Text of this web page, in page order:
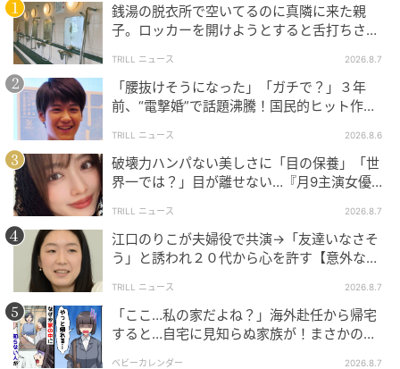
完全なるケミカルフリー 一般的なマウスウォ
ッシュに含まれる研磨剤や発泡剤、フッ素、
アルコール（エタノール）、合成保存料など
の化学物質は一切不使用。100%植物由来の成
分で構成されている。 飲み込んでも安全 すべ
ての成分が植物由来かつ食品成分のみで作ら
れているため、サーフィン後、水がない場所で
そのままシュッとスプレーして飲み込んでも完
全に安全なのだ。 「海を汚さない」という究
極のスタイル smart Web サーファーにとって
海は「守るべき場所」。このスプレーは、使
用後に口から出しても海や河川で速やかに生分
解される「オーシャンセーフ」設計だ。自分が
楽しむ海を化学物質で汚したくないという、
環境意識の高いスマートな大人にこそ選んでほ
しい。 サーフトリップからデイリーユースま
で。男のバッグに忍ばせたい「Cool」な相棒
銭湯の脱衣所で空いてるのに真隣に来た親
子。ロッカーを開けようとすると舌打ちさ
中で拍手」
TRILL ニュース 2026.8.7
「腰抜けそうになった」「ガチで？」３年
前、“電撃婚”で話題沸騰！国民的ヒット作
TRILL ニュース 2026.8.6
破壊力ハンパない美しさに「目の保養」「世
界一では？」目が離せない…『月9主演女優
TRILL ニュース 2026.8.7
江口のりこが夫婦役で共演→「友達いなさそ
う」と誘われ２０代から心を許す【意外な親
TRILL ニュース 2026.8.7
「ここ…私の家だよね？」海外赴任から帰宅
すると…自宅に見知らぬ家族が！まさかの真
ベビーカレンダー 2026.8.7